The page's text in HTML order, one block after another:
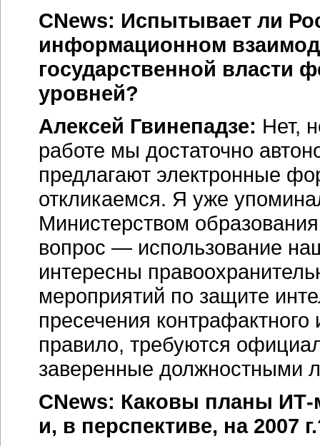
CNews: Испытывает ли
информационном
государственной власти
уровней?
Алексей Гвинепадзе: Нет,
работе мы достаточно
предлагают электронные
откликаемся. Я уже
Министерством
вопрос — использование
интересны
мероприятий по защите
пресечения
правило, требуются
заверенные должностными
CNews: Каковы планы ИТ-
и, в перспективе, на 2007